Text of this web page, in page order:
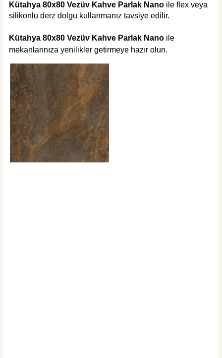
Kütahya 80x80 Vezüv Kahve Parlak Nano ile flex veya
silikonlu derz dolgu kullanmanız tavsiye edilir.
Kütahya 80x80 Vezüv Kahve Parlak Nano ile
mekanlarınıza yenilikler getirmeye hazır olun.